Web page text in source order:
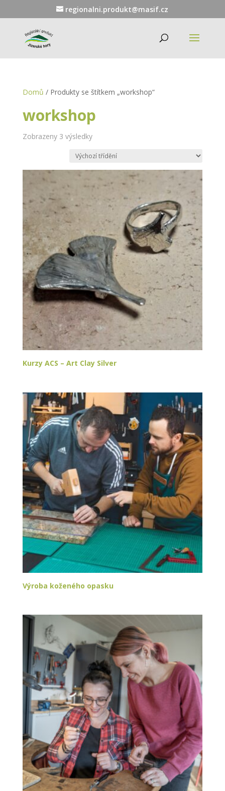
regionalni.produkt@masif.cz
Domů / Produkty se štítkem „workshop“
workshop
Zobrazeny 3 výsledky
Kurzy ACS – Art Clay Silver
Výroba koženého opasku